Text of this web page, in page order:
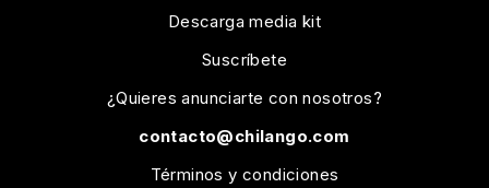
Descarga media kit
Suscríbete
¿Quieres anunciarte con nosotros?
contacto@chilango.com
Términos y condiciones